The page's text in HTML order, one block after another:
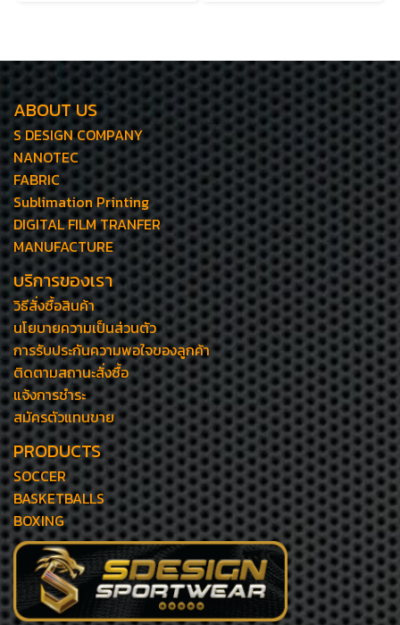
ABOUT US
S DESIGN COMPANY
NANOTEC
FABRIC
Sublimation Printing
DIGITAL FILM TRANFER
MANUFACTURE
บริการของเรา
วิธีสั่งซื้อสินค้า
นโยบายความเป็นส่วนตัว
การรับประกันความพอใจของลูกค้า
ติดตามสถานะสั่งซื้อ
แจ้งการชำระ
สมัครตัวแทนขาย
PRODUCTS
SOCCER
BASKETBALLS
BOXING